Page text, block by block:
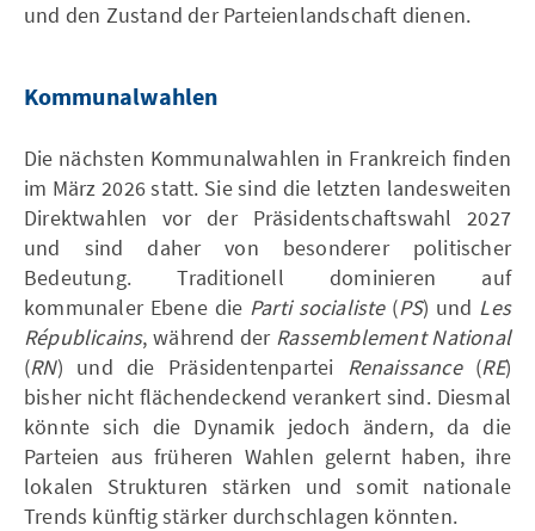
und den Zustand der Parteienlandschaft dienen.
Kommunalwahlen
Die nächsten Kommunalwahlen in Frankreich finden
im März 2026 statt. Sie sind die letzten landesweiten
Direktwahlen vor der Präsidentschaftswahl 2027
und sind daher von besonderer politischer
Bedeutung. Traditionell dominieren auf
kommunaler Ebene die Parti socialiste(PS) und Les
Républicains, während der Rassemblement National
(RN) und die Präsidentenpartei Renaissance(RE)
bisher nicht flächendeckend verankert sind. Diesmal
könnte sich die Dynamik jedoch ändern, da die
Parteien aus früheren Wahlen gelernt haben, ihre
lokalen Strukturen stärken und somit nationale
Trends künftig stärker durchschlagen könnten.